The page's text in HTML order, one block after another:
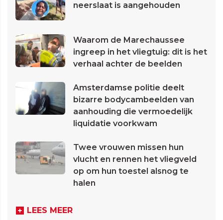
neerslaat is aangehouden
Waarom de Marechaussee
ingreep in het vliegtuig: dit is het
verhaal achter de beelden
Amsterdamse politie deelt
bizarre bodycambeelden van
aanhouding die vermoedelijk
liquidatie voorkwam
Twee vrouwen missen hun
vlucht en rennen het vliegveld
op om hun toestel alsnog te
halen
LEES MEER